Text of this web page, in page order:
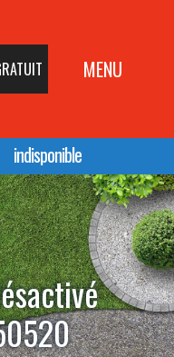
MENU
indisponible